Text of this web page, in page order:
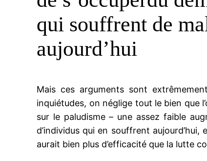
qui souffrent de
aujourd’hui
Mais ces arguments sont
inquiétudes, on néglige tout le bien que
sur le paludisme – une assez faible
d’individus qui en souffrent
aurait bien plus d’efficacité que la lutte